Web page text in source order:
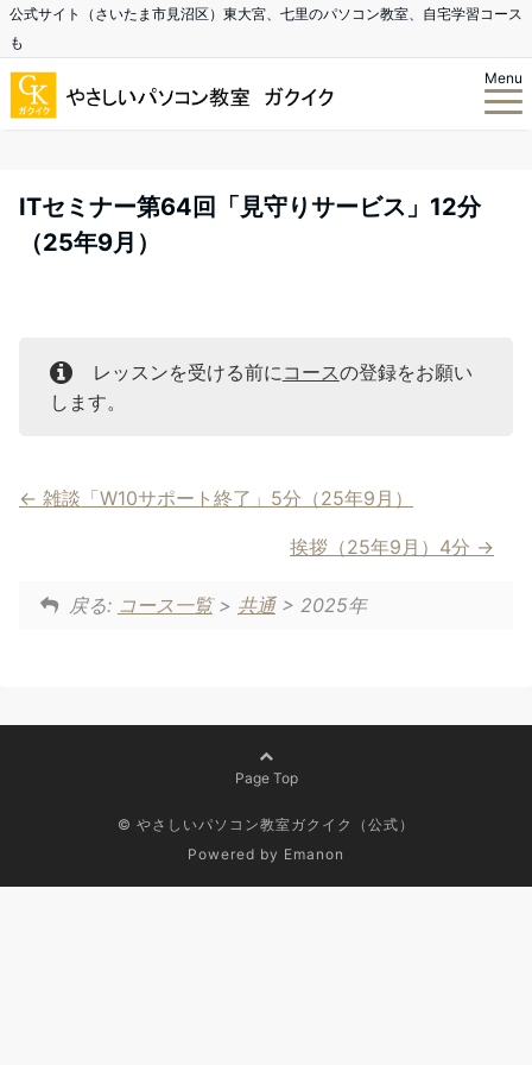
公式サイト（さいたま市見沼区）東大宮、七里のパソコン教室、自宅学習コース
も
Menu
ITセミナー第64回「見守りサービス」12分
（25年9月）
レッスンを受ける前にコースの登録をお願い
します。
雑談「W10サポート終了」5分（25年9月）
挨拶（25年9月）4分
戻る: コース一覧> 共通> 2025年
Page Top
© やさしいパソコン教室ガクイク（公式）
Powered by Emanon